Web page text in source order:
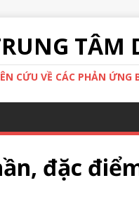
TÂM
CỨU VỀ CÁC PHẢN ỨNG
đặc